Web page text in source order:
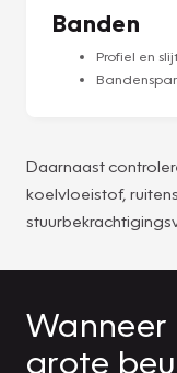
Banden
Profiel en
Daarnaast
koelvloeistof,
Wanneer
grote